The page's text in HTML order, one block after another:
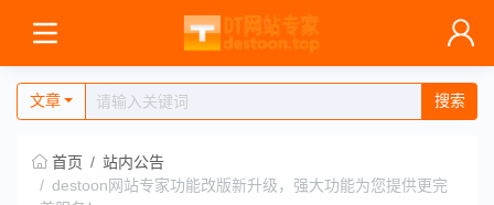
文章 搜索
首页
站内公告
destoon网站专家功能改版新升级，强大功能为您提供更完